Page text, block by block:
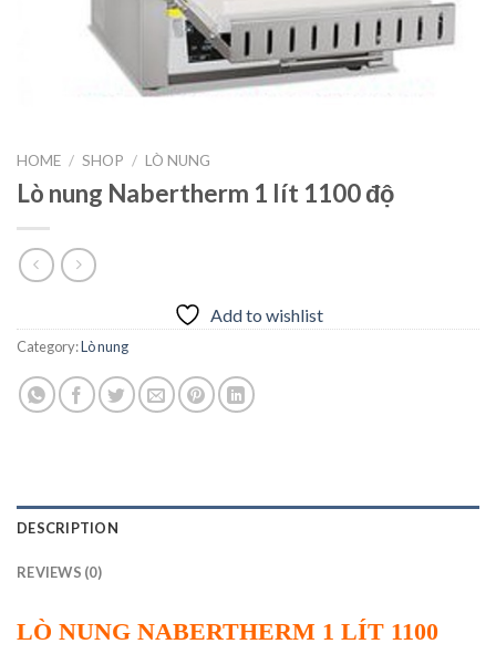
HOME / SHOP / LÒ NUNG
Lò nung Nabertherm 1 lít 1100 độ
Add to wishlist
Category:Lò nung
DESCRIPTION
REVIEWS (0)
LÒ NUNG NABERTHERM 1 LÍT 1100